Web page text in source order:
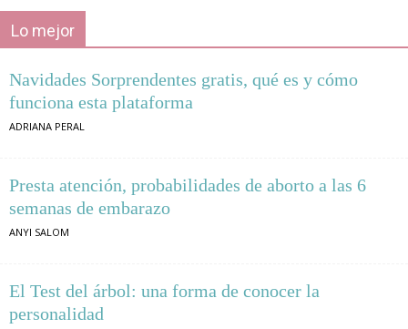
Lo mejor
Navidades Sorprendentes gratis, qué es y cómo
funciona esta plataforma
ADRIANA PERAL
Presta atención, probabilidades de aborto a las 6
semanas de embarazo
ANYI SALOM
El Test del árbol: una forma de conocer la
personalidad